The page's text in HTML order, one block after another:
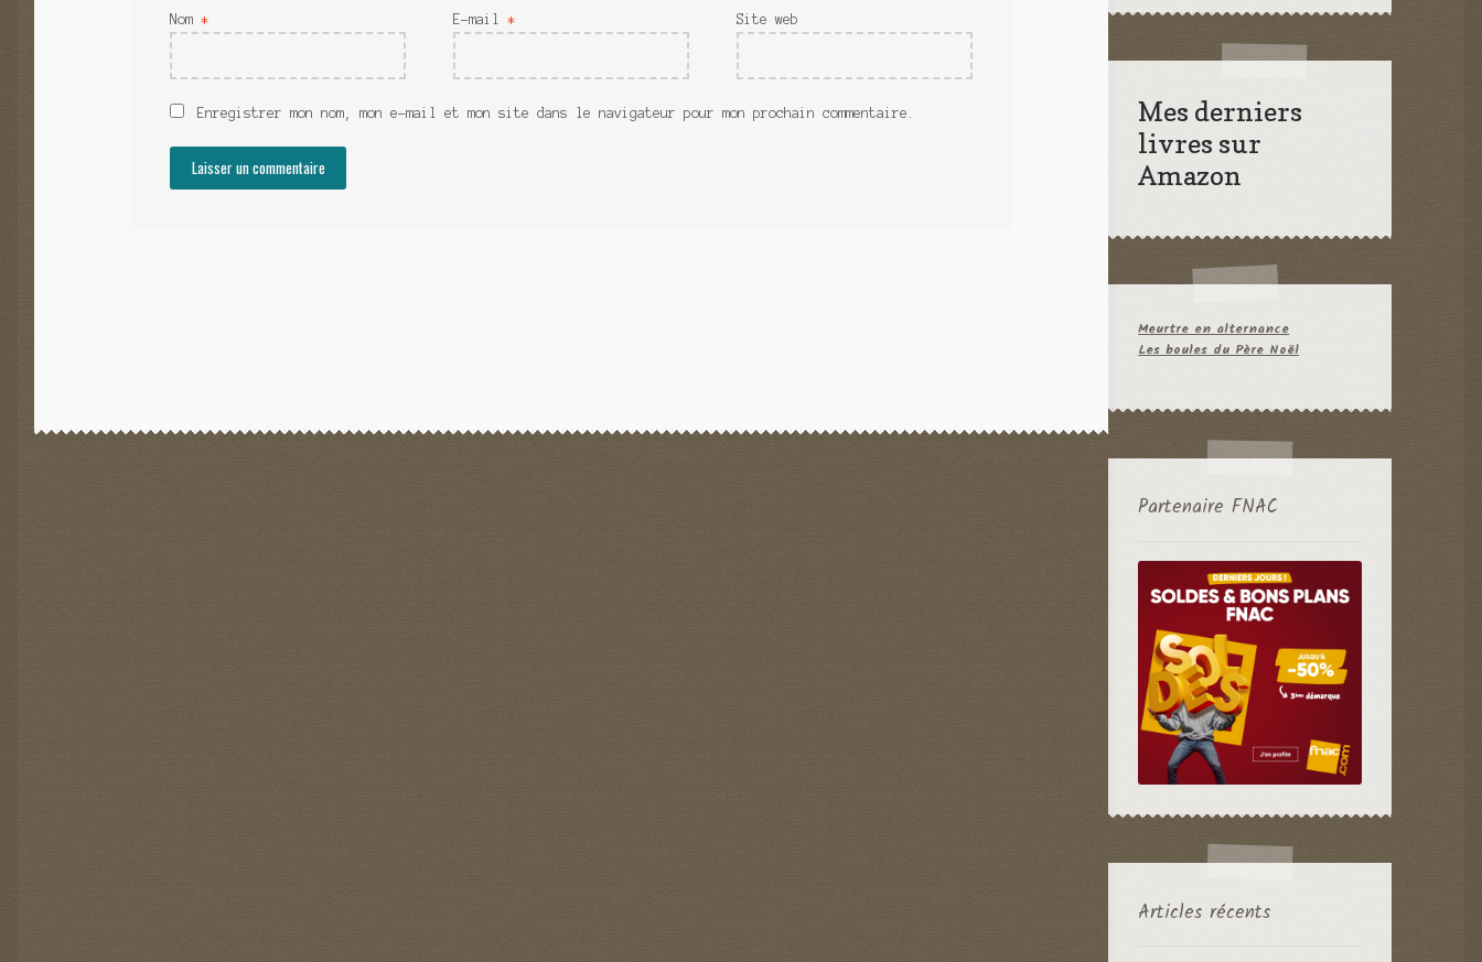
Nom* E-mail* Site web
Enregistrer mon nom, mon e-mail et mon site dans le navigateur pour mon prochain commentaire.
Mes derniers
livres sur
Amazon
Meurtre en alternance
Les boules du Père Noël
Partenaire FNAC
Articles récents